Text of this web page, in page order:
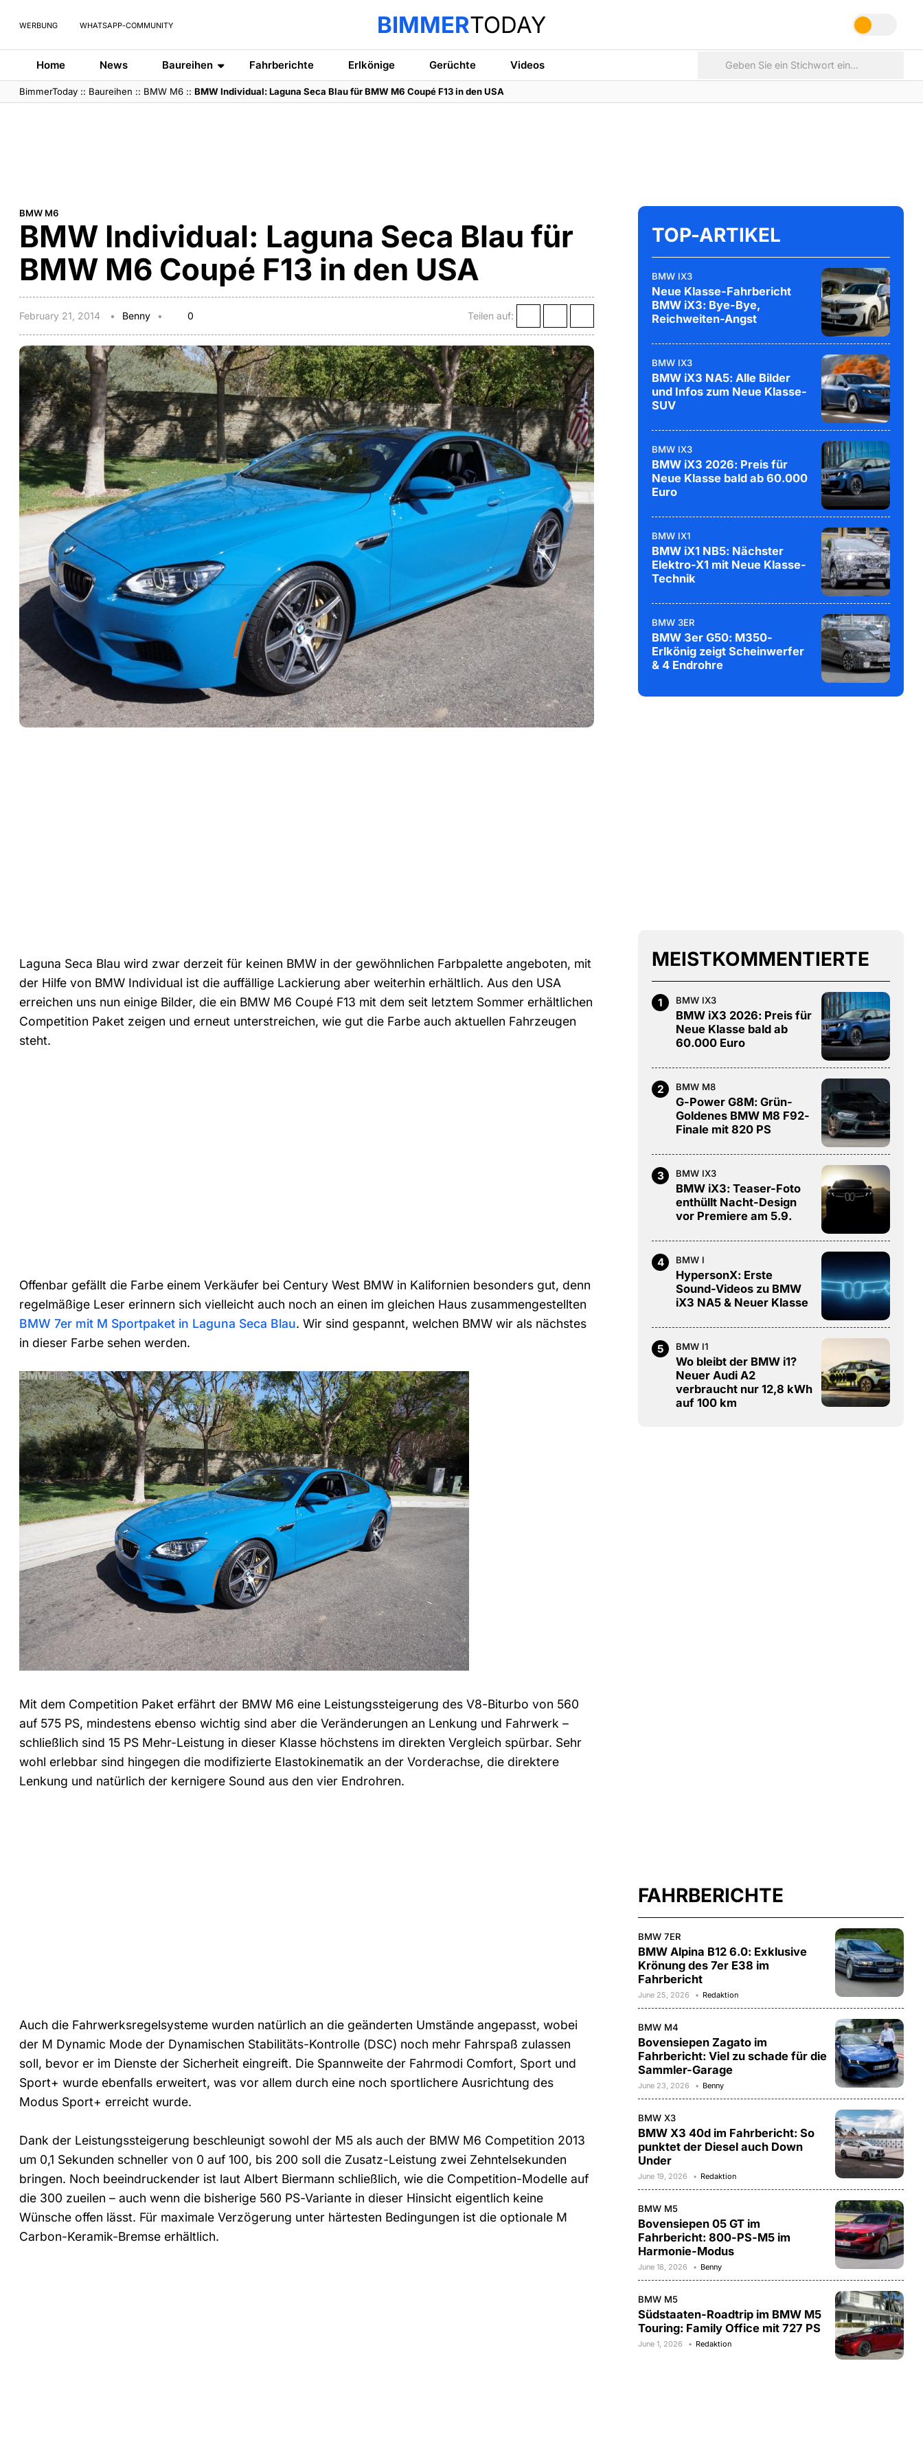
WERBUNG WHATSAPP-COMMUNITY BIMMERTODAY
Home News Baureihen Fahrberichte Erlkönige Gerüchte Videos
BimmerToday :: Baureihen :: BMW M6 ::BMW Individual: Laguna Seca Blau für BMW M6 Coupé F13 in den USA
BMW M6
BMW Individual: Laguna Seca Blau für
BMW M6 Coupé F13 in den USA
February 21, 2014 Benny 0 Teilen auf:
Laguna Seca Blau wird zwar derzeit für keinen BMW in der gewöhnlichen Farbpalette angeboten, mit
der Hilfe von BMW Individual ist die auffällige Lackierung aber weiterhin erhältlich. Aus den USA
erreichen uns nun einige Bilder, die ein BMW M6 Coupé F13 mit dem seit letztem Sommer erhältlichen
Competition Paket zeigen und erneut unterstreichen, wie gut die Farbe auch aktuellen Fahrzeugen
steht.
Offenbar gefällt die Farbe einem Verkäufer bei Century West BMW in Kalifornien besonders gut, denn
regelmäßige Leser erinnern sich vielleicht auch noch an einen im gleichen Haus zusammengestellten
BMW 7er mit M Sportpaket in Laguna Seca Blau. Wir sind gespannt, welchen BMW wir als nächstes
in dieser Farbe sehen werden.
Mit dem Competition Paket erfährt der BMW M6 eine Leistungssteigerung des V8-Biturbo von 560
auf 575 PS, mindestens ebenso wichtig sind aber die Veränderungen an Lenkung und Fahrwerk –
schließlich sind 15 PS Mehr-Leistung in dieser Klasse höchstens im direkten Vergleich spürbar. Sehr
wohl erlebbar sind hingegen die modifizierte Elastokinematik an der Vorderachse, die direktere
Lenkung und natürlich der kernigere Sound aus den vier Endrohren.
Auch die Fahrwerksregelsysteme wurden natürlich an die geänderten Umstände angepasst, wobei
der M Dynamic Mode der Dynamischen Stabilitäts-Kontrolle (DSC) noch mehr Fahrspaß zulassen
soll, bevor er im Dienste der Sicherheit eingreift. Die Spannweite der Fahrmodi Comfort, Sport und
Sport+ wurde ebenfalls erweitert, was vor allem durch eine noch sportlichere Ausrichtung des
Modus Sport+ erreicht wurde.
Dank der Leistungssteigerung beschleunigt sowohl der M5 als auch der BMW M6 Competition 2013
um 0,1 Sekunden schneller von 0 auf 100, bis 200 soll die Zusatz-Leistung zwei Zehntelsekunden
bringen. Noch beeindruckender ist laut Albert Biermann schließlich, wie die Competition-Modelle auf
die 300 zueilen – auch wenn die bisherige 560 PS-Variante in dieser Hinsicht eigentlich keine
Wünsche offen lässt. Für maximale Verzögerung unter härtesten Bedingungen ist die optionale M
Carbon-Keramik-Bremse erhältlich.
TOP-ARTIKEL
BMW IX3
Neue Klasse-Fahrbericht
BMW iX3: Bye-Bye,
Reichweiten-Angst
BMW IX3
BMW iX3 NA5: Alle Bilder
und Infos zum Neue Klasse-
SUV
BMW IX3
BMW iX3 2026: Preis für
Neue Klasse bald ab 60.000
Euro
BMW IX1
BMW iX1 NB5: Nächster
Elektro-X1 mit Neue Klasse-
Technik
BMW 3ER
BMW 3er G50: M350-
Erlkönig zeigt Scheinwerfer
& 4 Endrohre
MEISTKOMMENTIERTE
1 BMW IX3
BMW iX3 2026: Preis für
Neue Klasse bald ab
60.000 Euro
2 BMW M8
G-Power G8M: Grün-
Goldenes BMW M8 F92-
Finale mit 820 PS
3 BMW IX3
BMW iX3: Teaser-Foto
enthüllt Nacht-Design
vor Premiere am 5.9.
4 BMW I
HypersonX: Erste
Sound-Videos zu BMW
iX3 NA5 & Neuer Klasse
5 BMW I1
Wo bleibt der BMW i1?
Neuer Audi A2
verbraucht nur 12,8 kWh
auf 100 km
FAHRBERICHTE
BMW 7ER
BMW Alpina B12 6.0: Exklusive
Krönung des 7er E38 im
Fahrbericht
June 25, 2026 Redaktion
BMW M4
Bovensiepen Zagato im
Fahrbericht: Viel zu schade für die
Sammler-Garage
June 23, 2026 Benny
BMW X3
BMW X3 40d im Fahrbericht: So
punktet der Diesel auch Down
Under
June 19, 2026 Redaktion
BMW M5
Bovensiepen 05 GT im
Fahrbericht: 800-PS-M5 im
Harmonie-Modus
June 18, 2026 Benny
BMW M5
Südstaaten-Roadtrip im BMW M5
Touring: Family Office mit 727 PS
June 1, 2026 Redaktion